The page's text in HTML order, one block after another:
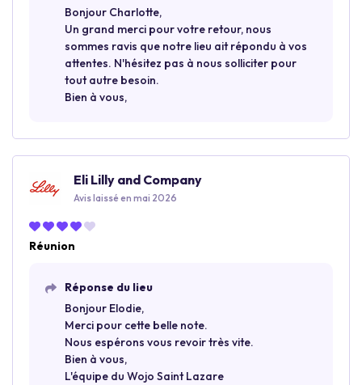
Bonjour Charlotte,
Un grand merci pour votre retour, nous
sommes ravis que notre lieu ait répondu à vos
attentes. N'hésitez pas à nous solliciter pour
tout autre besoin.
Bien à vous,
Eli Lilly and Company
Avis laissé en mai 2026
Réunion
Réponse du lieu
Bonjour Elodie,
Merci pour cette belle note.
Nous espérons vous revoir très vite.
Bien à vous,
L'équipe du Wojo Saint Lazare